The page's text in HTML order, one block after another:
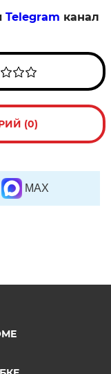
Telegram канал
(0)
MAX